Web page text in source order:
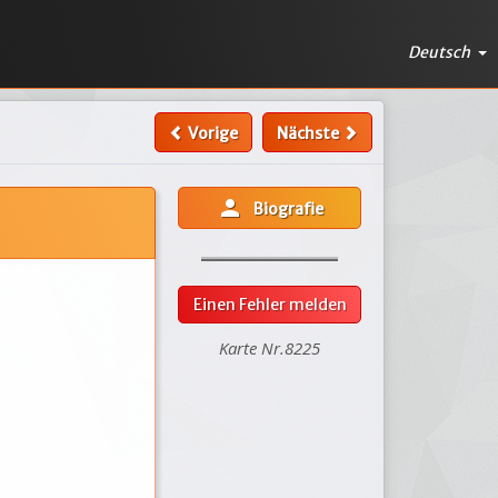
Deutsch
Vorige Nächste
person Biografie
Einen Fehler melden
Karte Nr.8225